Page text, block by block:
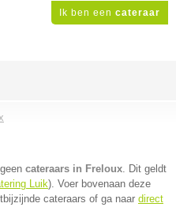
Ik ben een cateraar
cateraars in Freloux. Dit geldt
Luik). Voer bovenaan deze
cateraars of ga naar direct